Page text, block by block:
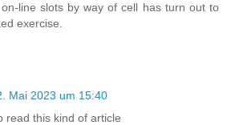
line slots by way of cell has turn out to
exercise.
Mai 2023 um 15:40
read this kind of article